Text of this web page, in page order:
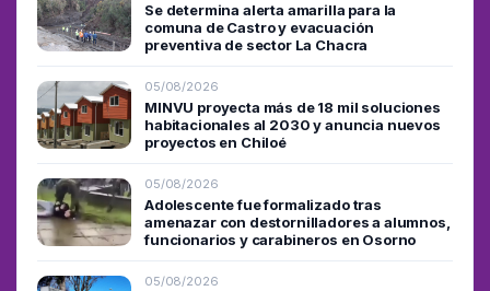
Se determina alerta amarilla para la
comuna de Castro y evacuación
preventiva de sector La Chacra
05/08/2026
MINVU proyecta más de 18 mil soluciones
habitacionales al 2030 y anuncia nuevos
proyectos en Chiloé
05/08/2026
Adolescente fue formalizado tras
amenazar con destornilladores a alumnos,
funcionarios y carabineros en Osorno
05/08/2026